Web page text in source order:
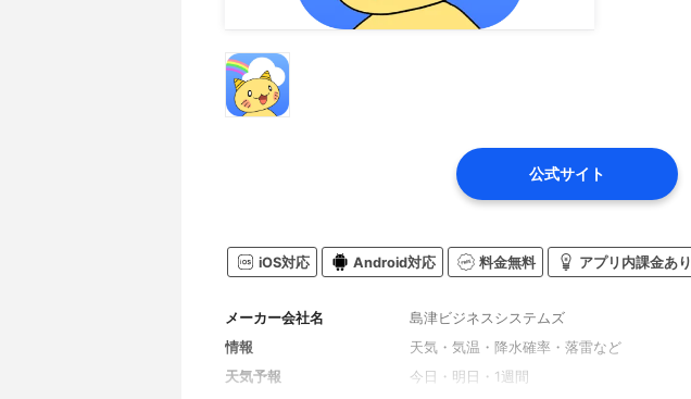
公式サイト
iOS対応 Android対応 料金無料 アプリ内課金あり
メーカー会社名
島津ビジネスシステムズ
情報
天気・気温・降水確率・落雷など
天気予報
今日・明日・1週間